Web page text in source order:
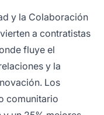
y la Colaboración
a contratistas
fluye el
y la
Los
comunitario